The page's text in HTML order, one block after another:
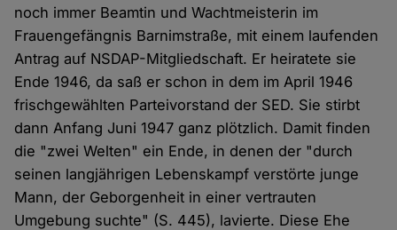
noch immer Beamtin und Wachtmeisterin im
Frauengefängnis Barnimstraße, mit einem laufenden
Antrag auf NSDAP-Mitgliedschaft. Er heiratete sie
Ende 1946, da saß er schon in dem im April 1946
frischgewählten Parteivorstand der SED. Sie stirbt
dann Anfang Juni 1947 ganz plötzlich. Damit finden
die "zwei Welten" ein Ende, in denen der "durch
seinen langjährigen Lebenskampf verstörte junge
Mann, der Geborgenheit in einer vertrauten
Umgebung suchte" (S. 445), lavierte. Diese Ehe